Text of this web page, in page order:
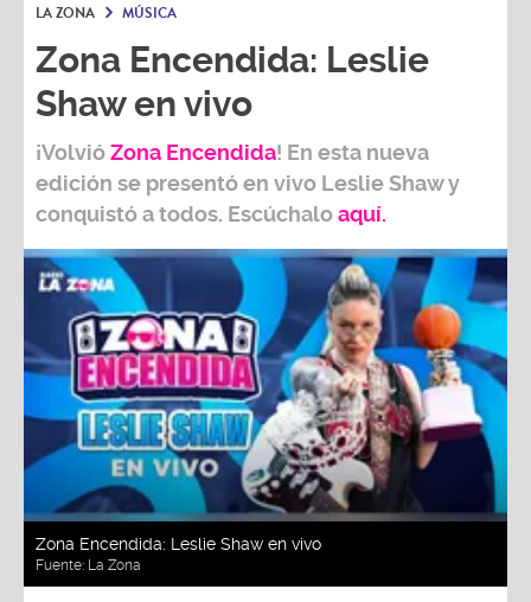
LA ZONA MÚSICA
Zona Encendida: Leslie
Shaw en vivo
¡VolvióZona Encendida! En esta nueva
edición se presentó en vivo Leslie Shaw y
conquistó a todos. Escúchaloaquí.
Zona Encendida: Leslie Shaw en vivo
Fuente: La Zona